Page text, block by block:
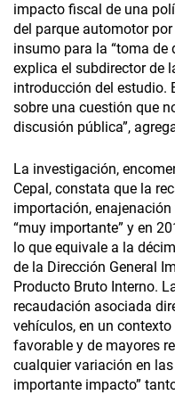
impacto fiscal de una
del parque automotor
insumo para la “toma de
explica el subdirector de
introducción del estudio.
sobre una cuestión que
discusión pública”,
La investigación,
Cepal, constata que la
importación,
“muy importante” y en
lo que equivale a la
de la Dirección General
Producto Bruto Interno.
recaudación asociada
vehículos, en un
favorable y de mayores
cualquier variación en
importante impacto”